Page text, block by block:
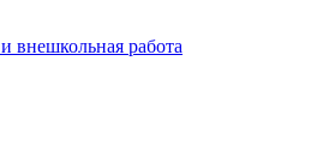
внешкольная работа